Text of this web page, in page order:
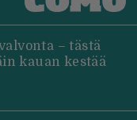
– tästä
kauan kestää